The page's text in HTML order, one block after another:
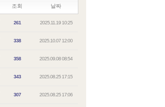
조회 날짜
261 2025.11.19 10:25
338 2025.10.07 12:00
358 2025.09.08 08:54
343 2025.08.25 17:15
307 2025.08.25 17:06